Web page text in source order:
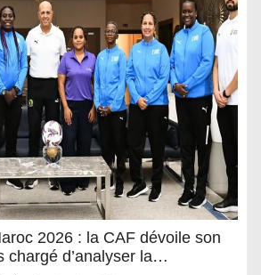
2026 : la CAF dévoile son
chargé d’analyser la